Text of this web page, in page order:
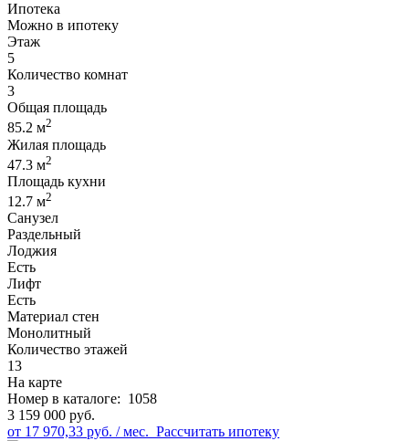
Ипотека
Можно в ипотеку
Этаж
5
Количество комнат
3
Общая площадь
85.2 м2
Жилая площадь
47.3 м2
Площадь кухни
12.7 м2
Санузел
Раздельный
Лоджия
Есть
Лифт
Есть
Материал стен
Монолитный
Количество этажей
13
На карте
Номер в каталоге: 1058
3 159 000 руб.
от 17 970,33 руб. / мес. Рассчитать ипотеку